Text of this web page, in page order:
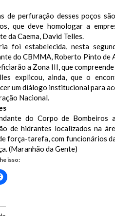
de perfuração desses poços
que deve homologar a
da Caema, David Telles.
foi estabelecida, nesta
do CBMMA, Roberto Pinto de
a Zona III, que
explicou, ainda, que o
um diálogo institucional para
Nacional.
do Corpo de
de hidrantes localizados na
força-tarefa, com funcionários
(Maranhão da Gente)
isso:
Clique
para
em
nova